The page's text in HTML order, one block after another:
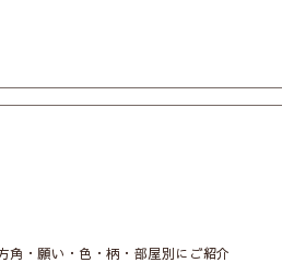
角・願い・色・柄・部屋別にご紹介